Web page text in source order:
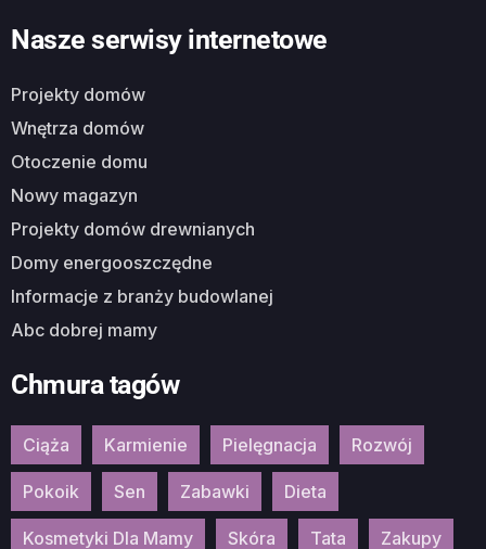
Nasze serwisy internetowe
Projekty domów
Wnętrza domów
Otoczenie domu
Nowy magazyn
Projekty domów drewnianych
Domy energooszczędne
Informacje z branży budowlanej
Abc dobrej mamy
Chmura tagów
Ciąża Karmienie Pielęgnacja Rozwój
Pokoik Sen Zabawki Dieta
Kosmetyki Dla Mamy Skóra Tata Zakupy